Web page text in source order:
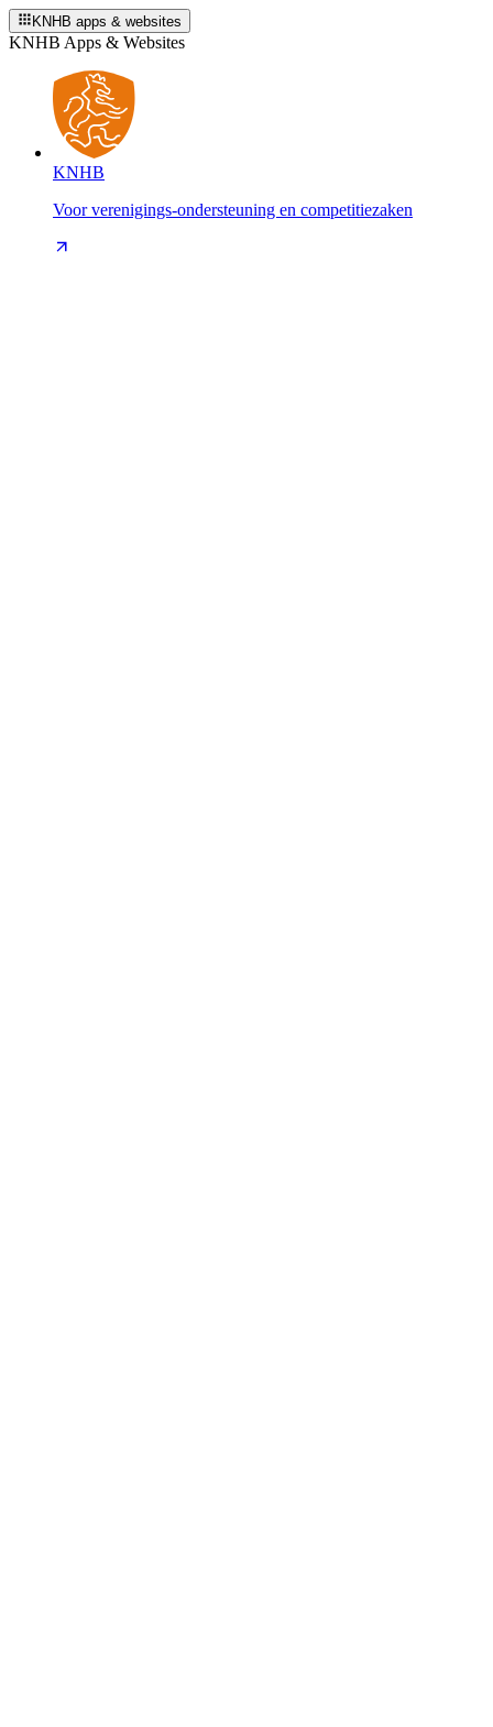
KNHB apps & websites
KNHB Apps & Websites
KNHB
Voor verenigings-ondersteuning en competitiezaken